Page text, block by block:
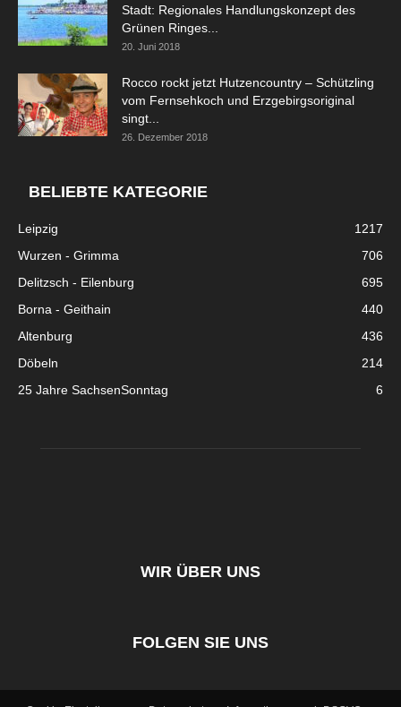
Stadt: Regionales Handlungskonzept des
Grünen Ringes...
20. Juni 2018
Rocco rockt jetzt Hutzencountry – Schützling
vom Fernsehkoch und Erzgebirgsoriginal
singt...
26. Dezember 2018
BELIEBTE KATEGORIE
Leipzig
1217
Wurzen - Grimma
706
Delitzsch - Eilenburg
695
Borna - Geithain
440
Altenburg
436
Döbeln
214
25 Jahre SachsenSonntag
6
WIR ÜBER UNS
FOLGEN SIE UNS